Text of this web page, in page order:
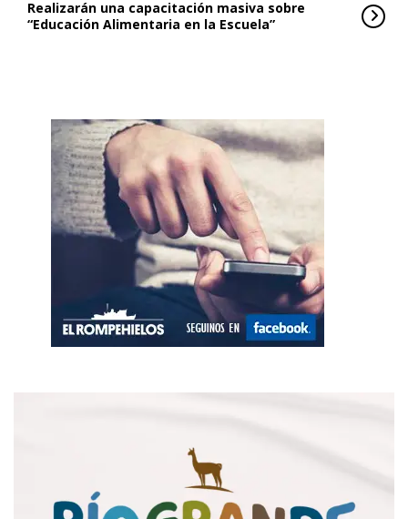
Realizarán una capacitación masiva sobre
“Educación Alimentaria en la Escuela”